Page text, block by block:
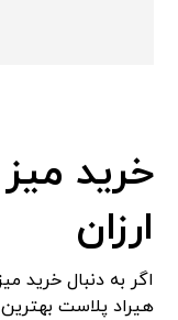
خرید
ارزان
اگر به دنبال خرید
هیراد پلاست